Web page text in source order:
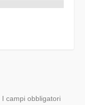
I campi obbligatori